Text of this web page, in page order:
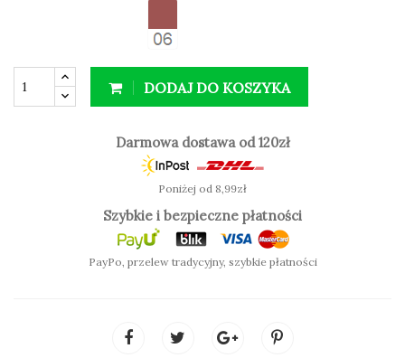
Zalety:
wysokie krycie
wyjątkowa trwałość na ustach
DODAJ DO KOSZYKA
Darmowa dostawa od 120zł
Poniżej od 8,99zł
Szybkie i bezpieczne płatności
PayPo, przelew tradycyjny, szybkie płatności